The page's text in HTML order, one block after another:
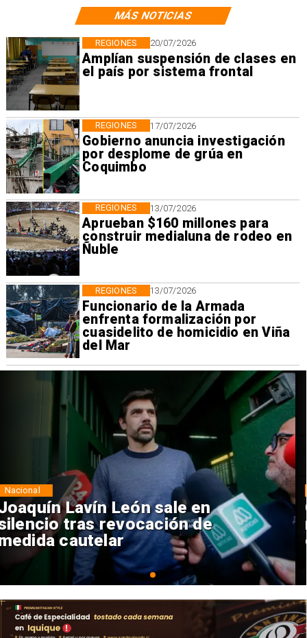
MÁS NOTICIAS
20/07/2026
Amplían suspensión de clases en
el país por sistema frontal
REGIONES
17/07/2026
Gobierno anuncia investigación
por desplome de grúa en
Coquimbo
REGIONES
13/07/2026
Aprueban $160 millones para
construir medialuna de rodeo en
Ñuble
REGIONES
13/07/2026
Funcionario de la Armada
enfrenta formalización por
cuasidelito de homicidio en Viña
del Mar
REGIONES
Chile y Venezuela formalizan
reinicio de relaciones
consulares
Nacional